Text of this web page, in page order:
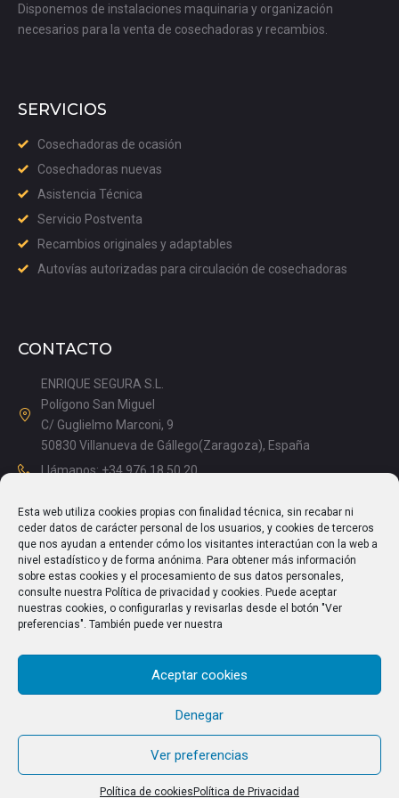
Esta web utiliza cookies propias con finalidad técnica, sin recabar ni
ceder datos de carácter personal de los usuarios, y cookies de terceros
que nos ayudan a entender cómo los visitantes interactúan con la web a
nivel estadístico y de forma anónima. Para obtener más información
sobre estas cookies y el procesamiento de sus datos personales,
consulte nuestra Política de privacidad y cookies. Puede aceptar
nuestras cookies, o configurarlas y revisarlas desde el botón "Ver
preferencias". También puede ver nuestra
Aceptar cookies
Denegar
Ver preferencias
Política de cookies Política de Privacidad
Disponemos de instalaciones maquinaria y organización
necesarios para la venta de cosechadoras y recambios.
SERVICIOS
Cosechadoras de ocasión
Cosechadoras nuevas
Asistencia Técnica
Servicio Postventa
Recambios originales y adaptables
Autovías autorizadas para circulación de cosechadoras
CONTACTO
ENRIQUE SEGURA S.L.
Polígono San Miguel
C/ Guglielmo Marconi, 9
50830 Villanueva de Gállego(Zaragoza), España
Llámanos: +34 976 18 50 20
Tardes: 14.00 – 17.15
info@enriquesegura.com
TEXTOS LEGALES
Aviso Legal
Política de Privacidad